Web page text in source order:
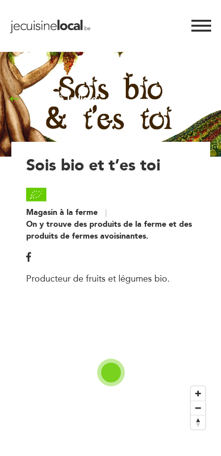
Retour à la liste
Sois bio et t’es toi
Magasin à la ferme
On y trouve des produits de la ferme et des
produits de fermes avoisinantes.
Producteur de fruits et légumes bio.